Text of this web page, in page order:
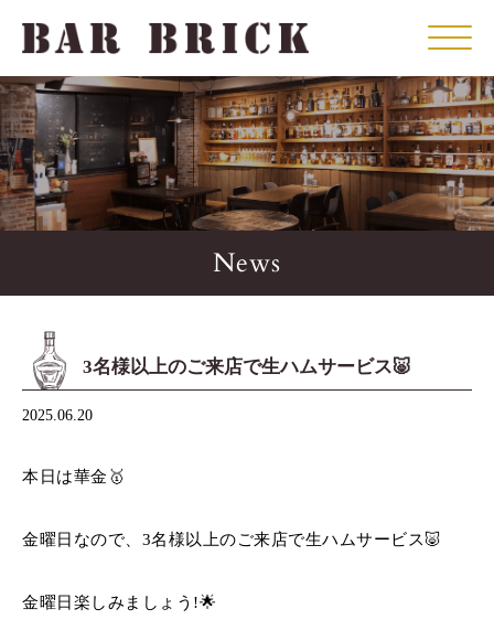
Click
News
3名様以上のご来店で生ハムサービス🐷
2025.06.20
本日は華金🥇
金曜日なので、3名様以上のご来店で生ハムサービス🐷
金曜日楽しみましょう!🌟